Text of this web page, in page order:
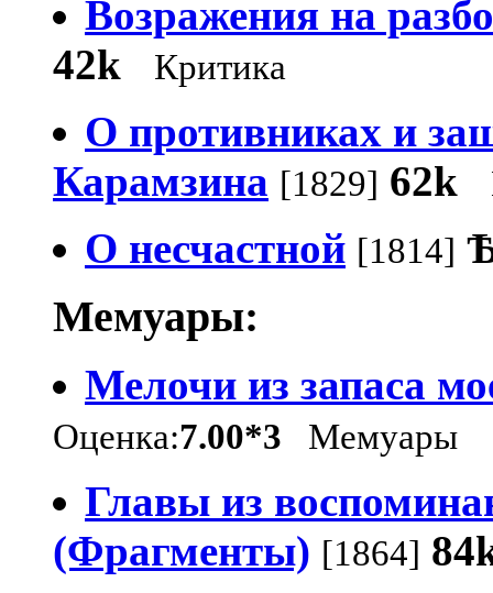
Возражения на
42k
Критика
О противниках и
Карамзина [1829] 62k
О несчастной [1814]
Мемуары:
Мелочи из запаса
Оценка:7.00*3 Мемуары
Главы из
(Фрагменты) [1864]